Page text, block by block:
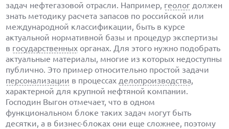
задач нефтегазовой отрасли. Например, геолог должен
знать методику расчета запасов по российской или
международной классификации, быть в курсе
актуальной нормативной базы и процедур экспертизы
в государственных органах. Для этого нужно подобрать
актуальные материалы, многие из которых недоступны
публично. Это пример относительно простой задачи
персонализации в процессах делопроизводства,
характерной для крупной нефтяной компании.
Господин Выгон отмечает, что в одном
функциональном блоке таких задач могут быть
десятки, а в бизнес-блоках они еще сложнее, поэтому